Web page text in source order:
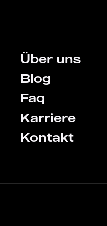
Über uns
Blog
Faq
Karriere
Kontakt